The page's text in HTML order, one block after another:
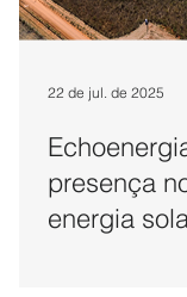
presença
energia
22 de jul. de 2025